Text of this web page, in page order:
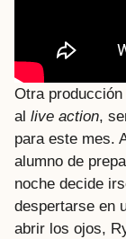
Otra
al live action,
para este mes.
alumno de
noche decide
despertarse en
abrir los ojos,